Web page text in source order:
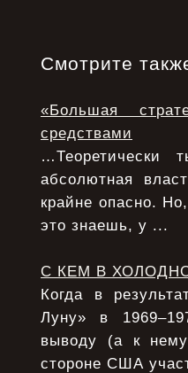
Смотрите
«Большая
средствами
…Теоретически
абсолютная
крайне опасно.
это знаешь, у ...
С КЕМ В
Когда в
Луну» в
выводу (а к
стороне США